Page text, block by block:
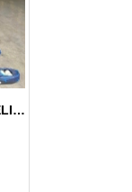
XE NÂNG TAY ĐIỆN HELI 3 TẤN CBD30-170HA